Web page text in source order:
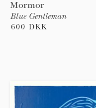
Mormor
Blue Gentleman
600 DKK